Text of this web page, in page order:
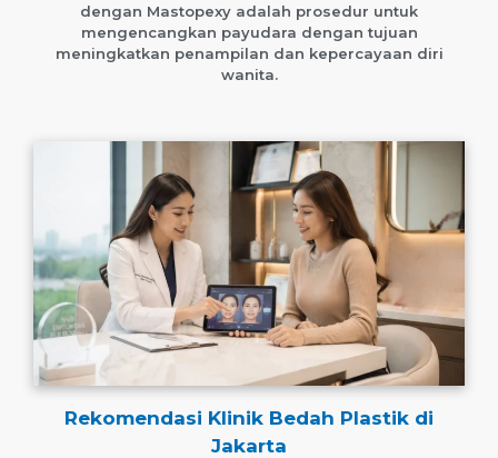
dengan Mastopexy adalah prosedur untuk
mengencangkan payudara dengan tujuan
meningkatkan penampilan dan kepercayaan diri
wanita.
Rekomendasi Klinik Bedah Plastik di
Jakarta